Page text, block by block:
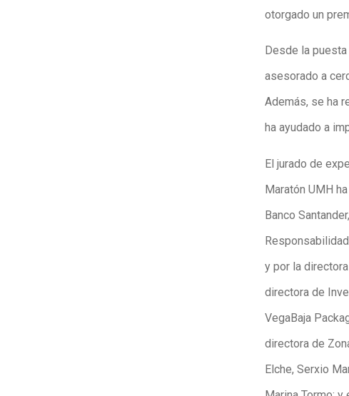
otorgado un
Desde la
asesorado a
Además, se ha
ha ayudado a
El jurado de
Maratón UMH
Banco
y por la
directora de
VegaBaja
directora de
Elche, Serxio